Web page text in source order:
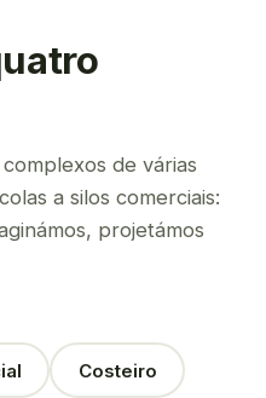
de várias
a silos comerciais:
projetámos
Costeiro